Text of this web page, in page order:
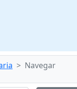
Navegar